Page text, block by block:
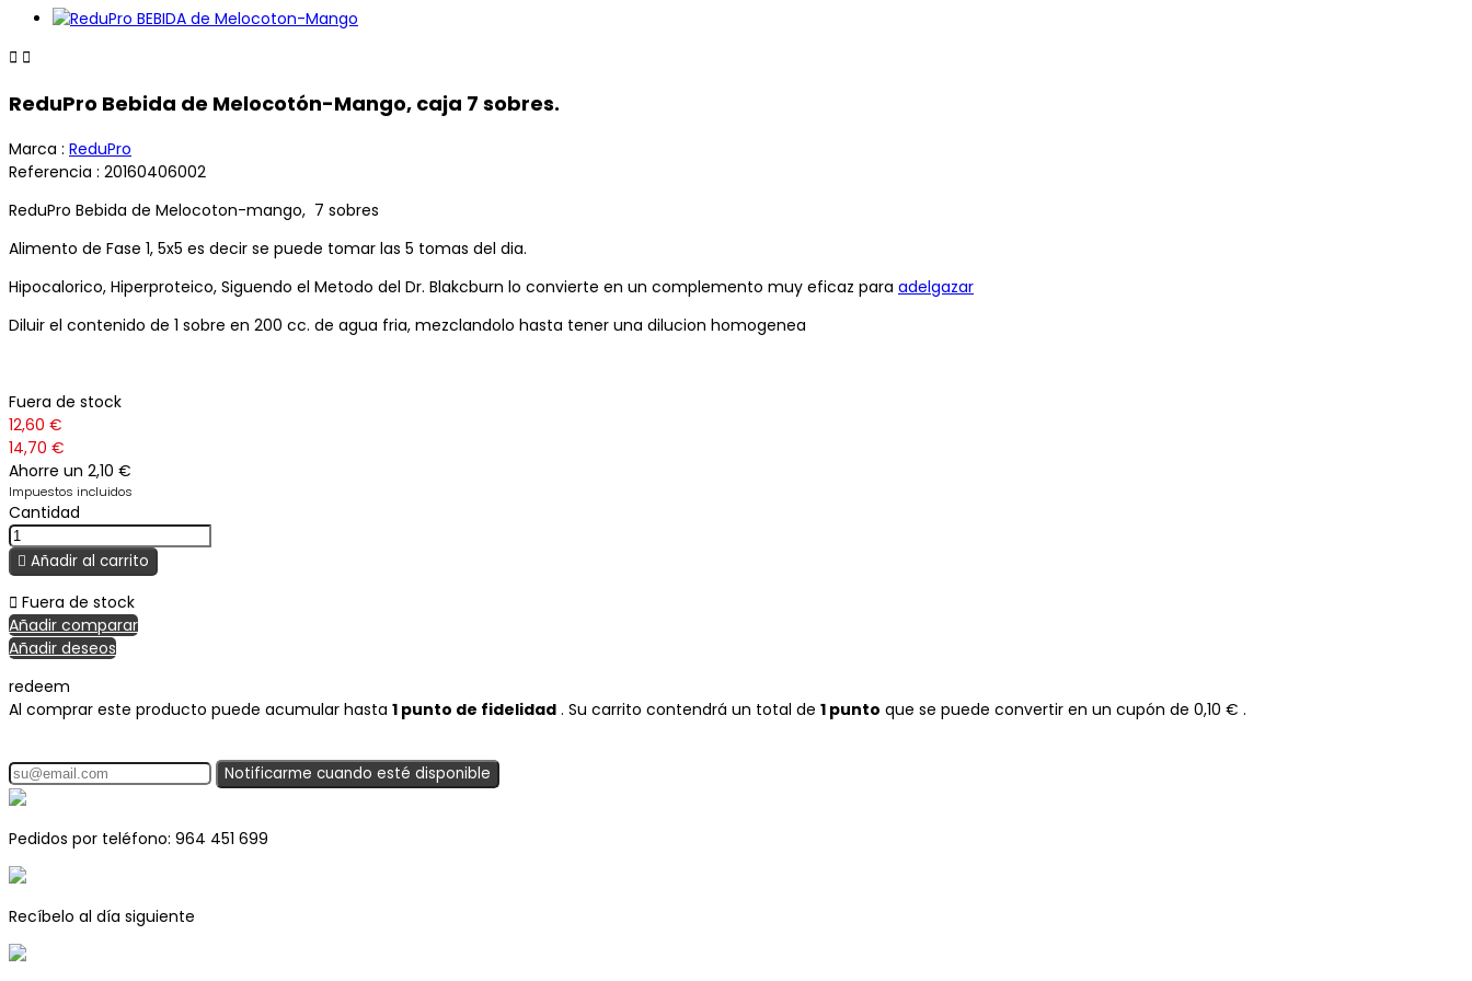
 
ReduPro Bebida de Melocotón-Mango, caja 7 sobres.
Marca : ReduPro
Referencia : 20160406002
ReduPro Bebida de Melocoton-mango, 7 sobres
Alimento de Fase 1, 5x5 es decir se puede tomar las 5 tomas del dia.
Hipocalorico, Hiperproteico, Siguendo el Metodo del Dr. Blakcburn lo convierte en un complemento muy eficaz para adelgazar
Diluir el contenido de 1 sobre en 200 cc. de agua fria, mezclandolo hasta tener una dilucion homogenea
Fuera de stock
12,60 €
14,70 €
Ahorre un 2,10 €
Impuestos incluidos
Cantidad
 Añadir al carrito
 Fuera de stock
Añadir comparar
Añadir deseos
redeem
Al comprar este producto puede acumular hasta 1 punto de fidelidad . Su carrito contendrá un total de 1 punto que se puede convertir en un cupón de 0,10 € .
Notificarme cuando esté disponible
Pedidos por teléfono: 964 451 699
Recíbelo al día siguiente